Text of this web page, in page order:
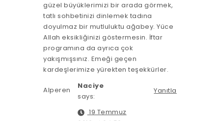
güzel büyüklerimizi bir arada görmek,
tatlı sohbetinizi dinlemek tadına
doyulmaz bir mutluluktu ağabey. Yüce
Allah eksikliğinizi göstermesin. İftar
programına da ayrıca çok
yakışmışsınız. Emeği geçen
kardeşlerimize yürekten teşekkürler.
Alperen Yanıtla
Naciye
says:
19 Temmuz